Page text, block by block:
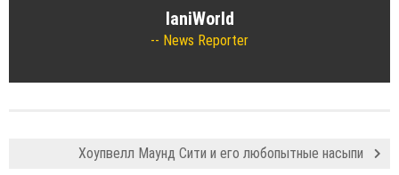
IaniWorld
News Reporter
Хоупвелл Маунд Сити и его любопытные насыпи